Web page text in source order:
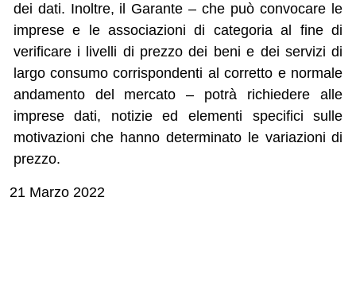
dei dati. Inoltre, il Garante – che può convocare le
imprese e le associazioni di categoria al fine di
verificare i livelli di prezzo dei beni e dei servizi di
largo consumo corrispondenti al corretto e normale
andamento del mercato – potrà richiedere alle
imprese dati, notizie ed elementi specifici sulle
motivazioni che hanno determinato le variazioni di
prezzo.
21 Marzo 2022